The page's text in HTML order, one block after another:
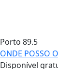
Porto 89.5
ONDE POSSO
Disponível